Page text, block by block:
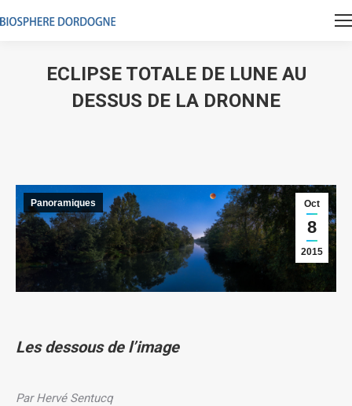
ECLIPSE TOTALE DE LUNE AU
DESSUS DE LA DRONNE
Oct
8
2015
Panoramiques
Les dessous de l’image
Par Hervé Sentucq